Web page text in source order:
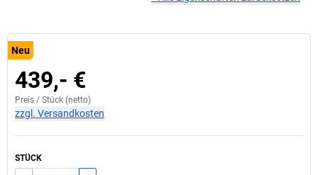
Neu
439,- €
Preis / Stück (netto)
zzgl. Versandkosten
STÜCK